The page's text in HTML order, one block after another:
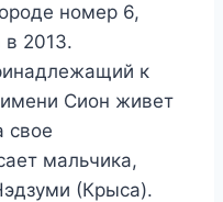
номер 6,
в 2013.
к
Сион живет
свое
мальчика,
(Крыса).